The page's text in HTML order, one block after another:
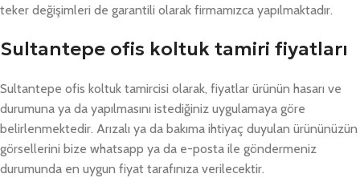
teker değişimleri de garantili olarak firmamızca yapılmaktadır.
Sultantepe ofis koltuk tamiri fiyatları
Sultantepe ofis koltuk tamircisi olarak, fiyatlar ürünün hasarı ve
durumuna ya da yapılmasını istediğiniz uygulamaya göre
belirlenmektedir. Arızalı ya da bakıma ihtiyaç duyulan ürününüzün
görsellerini bize whatsapp ya da e-posta ile göndermeniz
durumunda en uygun fiyat tarafınıza verilecektir.